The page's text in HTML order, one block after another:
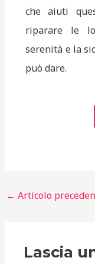
che aiuti
riparare le
serenità e la
può dare.
← Articolo
Lascia